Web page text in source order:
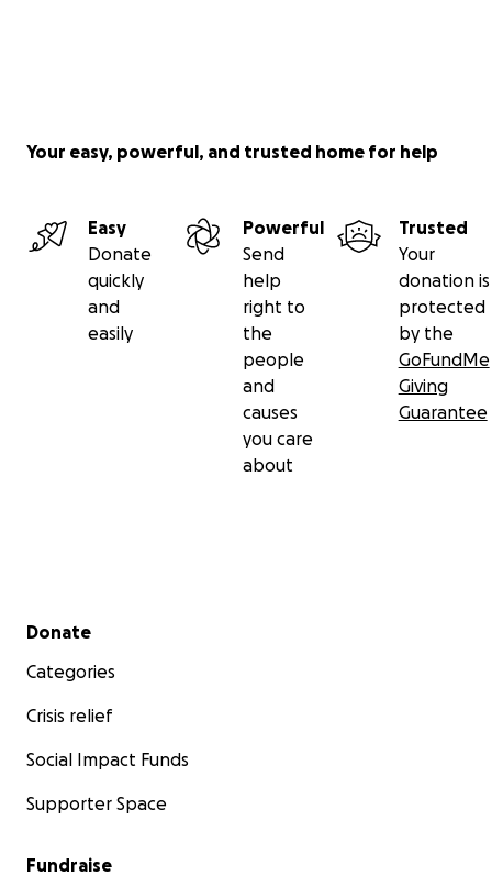
Your easy, powerful, and trusted home for help
Easy
Donate
quickly
and
easily
Powerful
Send
help
right to
the
people
and
causes
you care
about
Trusted
Your
donation is
protected
by the
GoFundMe
Giving
Guarantee
Secondary menu
Donate
Categories
Crisis relief
Social Impact Funds
Supporter Space
Fundraise